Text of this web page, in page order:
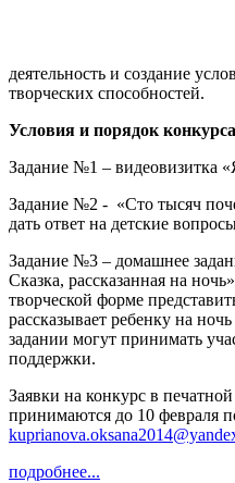
деятельность и создание
творческих способностей.
Условия и порядок
Задание №1 – видеовизитка
Задание №2 - «Сто тысяч
дать ответ на детские
Задание №3 – домашнее
Сказка, рассказанная на
творческой форме
рассказывает ребенку на
задании могут принимать
поддержки.
Заявки на конкурс в
принимаются до 10 февраля
подробнее...